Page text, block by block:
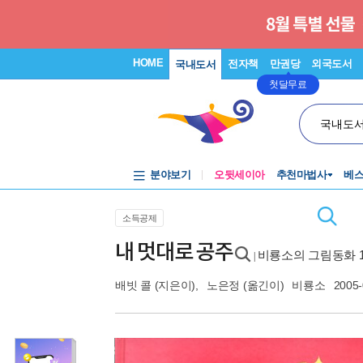
HOME 국내도서 전자책 만권당
첫달무료
외국도서
국내도
분야보기 오뒷세이아 추천마법사 베
소득공제
내 멋대로 공주 비룡소의 그림동화
배빗 콜 (지은이), 노은정 (옮긴이) 비룡소